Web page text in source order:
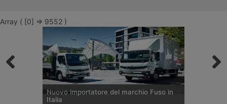
Array ( [0] => 9552 )
Nuovo importatore del marchio Fuso in
Italia